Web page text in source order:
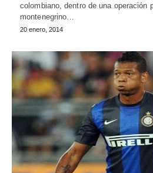
colombiano, dentro de una operación
montenegrino…
20 enero, 2014